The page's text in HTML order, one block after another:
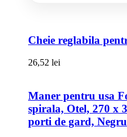
Cheie reglabila
26,52 lei
Maner pentru usa
spirala, Otel, 270 x
porti de gard, Negru